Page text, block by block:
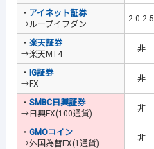
・ アイネット証券
→ループイフダン
2.0-2.5
・ 楽天証券
→楽天MT4
非
・ IG証券
→FX
非
・ SMBC日興証券
→日興FX(100通貨)
非
・ GMOコイン
→外国為替FX(1通貨)
非